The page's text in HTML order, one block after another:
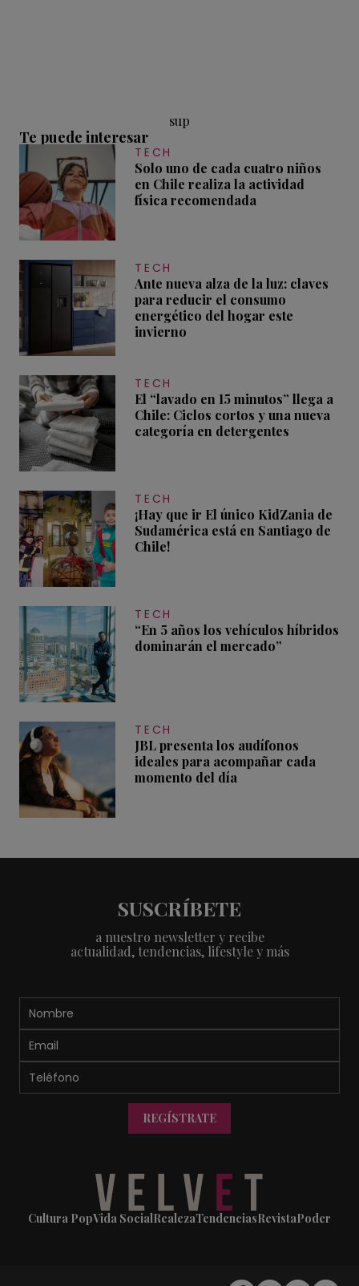
sup
Te puede interesar
TECH
Solo uno de cada cuatro niños
en Chile realiza la actividad
física recomendada
TECH
Ante nueva alza de la luz: claves
para reducir el consumo
energético del hogar este
invierno
TECH
El “lavado en 15 minutos” llega a
Chile: Ciclos cortos y una nueva
categoría en detergentes
TECH
¡Hay que ir El único KidZania de
Sudamérica está en Santiago de
Chile!
TECH
“En 5 años los vehículos híbridos
dominarán el mercado”
TECH
JBL presenta los audífonos
ideales para acompañar cada
momento del día
SUSCRÍBETE
a nuestro newsletter y recibe
actualidad, tendencias, lifestyle y más
REGÍSTRATE
Cultura PopVida SocialRealezaTendenciasRevistaPoder